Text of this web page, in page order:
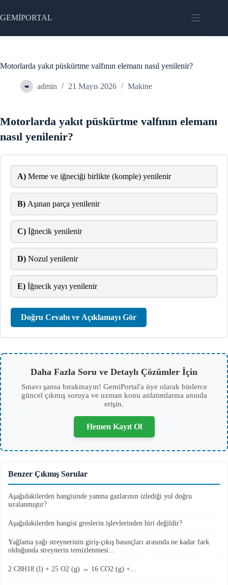
to
content
GEMİPORTAL
Motorlarda yakıt püskürtme valfının elemanı nasıl yenilenir?
admin 21 Mayıs 2026 Makine
Motorlarda yakıt püskürtme valfının elemanı
nasıl yenilenir?
A) Meme ve iğneciği birlikte (komple) yenilenir
B) Aşınan parça yenilenir
C) İğnecik yenilenir
D) Nozul yenilenir
E) İğnecik yayı yenilenir
Doğru Cevabı ve Açıklamayı Gör
Daha Fazla Soru ve Detaylı Çözümler İçin
Sınavı şansa bırakmayın! GemiPortal'a üye olarak binlerce
güncel çıkmış soruya ve uzman konu anlatımlarına anında
erişin.
Hemen Kayıt Ol
Benzer Çıkmış Sorular
Aşağıdakilerden hangisinde yanma gazlarının izlediği yol doğru
sıralanmıştır?
Aşağıdakilerden hangisi greslerin işlevlerinden biri değildir?
Yağlama yağı streynerinin giriş-çıkış basınçları arasında ne kadar fark
olduğunda streynerin temizlenmesi...
2 C8H18 (l) + 25 O2 (g) → 16 CO2 (g) +...